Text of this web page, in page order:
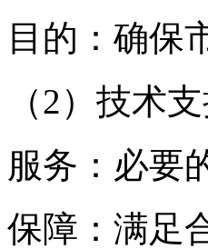
目的：确保
（2）技术
服务：必要
保障：满足